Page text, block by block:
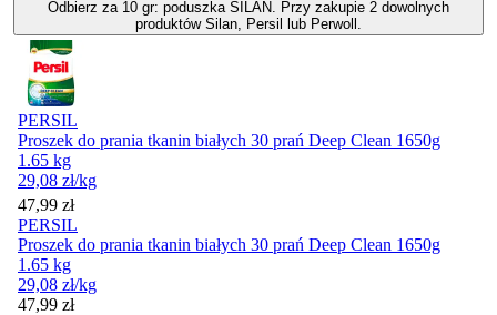
Odbierz za 10 gr: poduszka SILAN. Przy zakupie 2 dowolnych
produktów Silan, Persil lub Perwoll.
PERSIL
Proszek do prania tkanin białych 30 prań Deep Clean 1650g
1.65 kg
29,08 zł/kg
Cena
47,99 zł
PERSIL
Proszek do prania tkanin białych 30 prań Deep Clean 1650g
1.65 kg
29,08 zł/kg
Cena
47,99 zł